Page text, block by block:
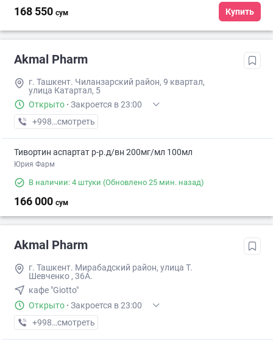
168 550 сум Купить
Akmal Pharm
г. Ташкент. Чиланзарский район, 9 квартал,
улица Катартал, 5
Открыто · Закроется в 23:00
+998 (99) XXX-XX-XX
смотреть
Тивортин аспартат р-р.д/вн 200мг/мл 100мл
Юрия Фарм
В наличии: 4 штуки (Обновлено 25 мин. назад)
166 000 сум
Akmal Pharm
г. Ташкент. Мирабадский район, улица Т.
Шевченко , 36А.
кафе "Giotto"
Открыто · Закроется в 23:00
+998 (99) XXX-XX-XX
смотреть